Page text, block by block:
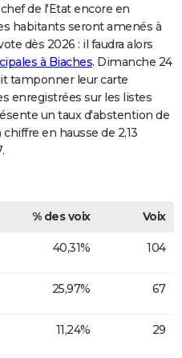
de l'Etat encore en
habitants seront amenés à
dès 2026 : il faudra alors
à Biaches. Dimanche 24
tamponner leur carte
enregistrées sur les listes
un taux d'abstention de
en hausse de 2,13
% des voix
Voix
40,31% 104
25,97% 67
11,24% 29